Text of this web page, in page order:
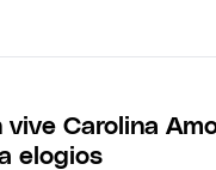
vive Carolina
elogios